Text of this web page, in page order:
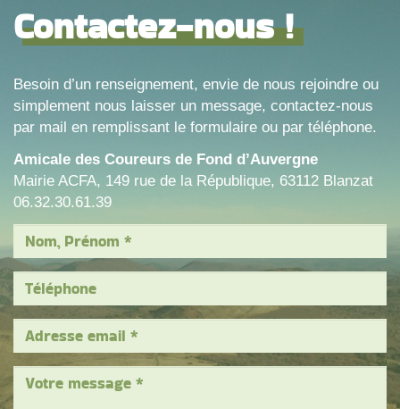
Contactez-nous !
Besoin d’un renseignement, envie de nous rejoindre ou
simplement nous laisser un message, contactez-nous
par mail en remplissant le formulaire ou par téléphone.
Amicale des Coureurs de Fond d’Auvergne
Mairie ACFA, 149 rue de la République, 63112 Blanzat
06.32.30.61.39